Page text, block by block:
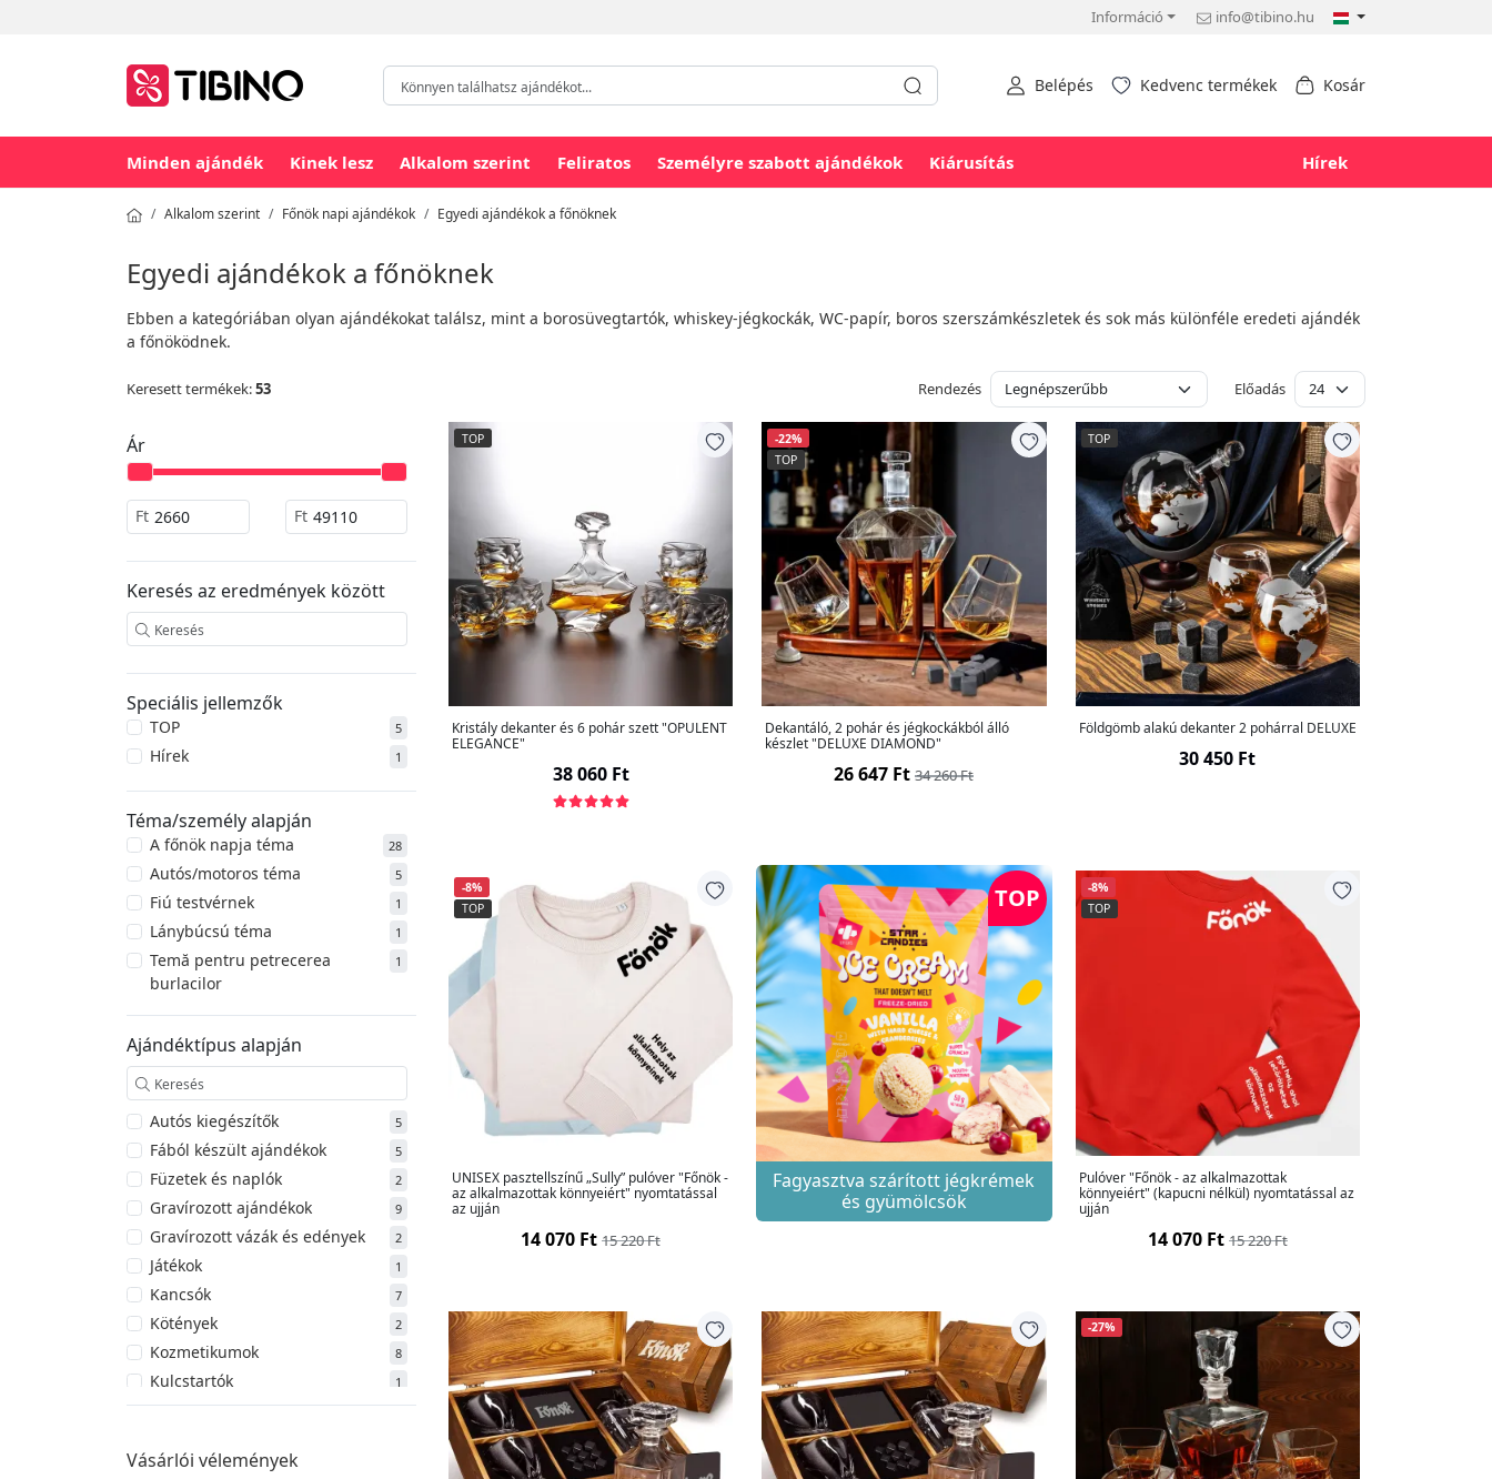
Információ info@tibino.hu
Belépés Kedvenc termékek Kosár
Minden ajándék Kinek lesz Alkalom szerint Feliratos Személyre szabott ajándékok Kiárusítás Hírek
Alkalom szerint Főnök napi ajándékok Egyedi ajándékok a főnöknek
Egyedi ajándékok a főnöknek
Ebben a kategóriában olyan ajándékokat találsz, mint a borosüvegtartók, whiskey-jégkockák, WC-papír, boros szerszámkészletek és sok más különféle eredeti ajándék
a főnöködnek.
Keresett termékek:53 Rendezés Előadás
Ár
Ft Ft
Keresés az eredmények között
Speciális jellemzők
TOP 5
Hírek 1
Téma/személy alapján
A főnök napja téma 28
Autós/motoros téma 5
Fiú testvérnek 1
Lánybúcsú téma 1
Temă pentru petrecerea
burlacilor
1
Ajándéktípus alapján
Autós kiegészítők 5
Fából készült ajándékok 5
Füzetek és naplók 2
Gravírozott ajándékok 9
Gravírozott vázák és edények 2
Játékok 1
Kancsók 7
Kötények 2
Kozmetikumok 8
Kulcstartók 1
Malacperselyek 1
Sörös korsók és feles poharak
Vásárlói vélemények
TOP
Kristály dekanter és 6 pohár szett "OPULENT
ELEGANCE"
38 060 Ft
-22%
TOP
Dekantáló, 2 pohár és jégkockákból álló
készlet "DELUXE DIAMOND"
26 647 Ft 34 260 Ft
TOP
Földgömb alakú dekanter 2 pohárral DELUXE
30 450 Ft
-8%
TOP
UNISEX pasztellszínű „Sully” pulóver "Főnök -
az alkalmazottak könnyeiért" nyomtatással
az ujján
14 070 Ft 15 220 Ft
TOP
Fagyasztva szárított jégkrémek
és gyümölcsök
-8%
TOP
Pulóver "Főnök - az alkalmazottak
könnyeiért" (kapucni nélkül) nyomtatással az
ujján
14 070 Ft 15 220 Ft
-27%